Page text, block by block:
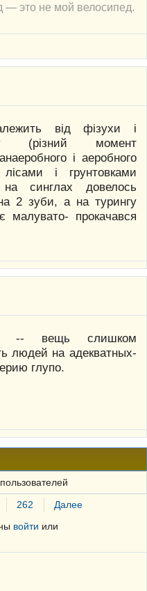
— это не мой велосипед.
від фізухи і
(різний момент
і аеробного
і грунтовками
синглах довелось
2 зуби, а на турингу
прокачався
-- вещь слишком
людей на адекватных-
глупо.
262
Далее
войти или